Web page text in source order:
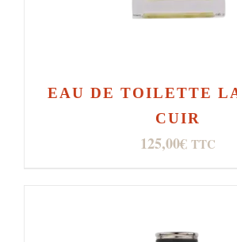
EAU DE TOILETTE
CUIR
125,00€ TTC